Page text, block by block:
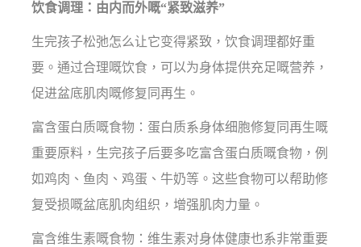
饮食调理：由内而外嘅“紧致滋养”
生完孩子松弛怎么让它变得紧致，饮食调理都好重
要。通过合理嘅饮食，可以为身体提供充足嘅营养，
促进盆底肌肉嘅修复同再生。
富含蛋白质嘅食物：蛋白质系身体细胞修复同再生嘅
重要原料，生完孩子后要多吃富含蛋白质嘅食物，例
如鸡肉、鱼肉、鸡蛋、牛奶等。这些食物可以帮助修
复受损嘅盆底肌肉组织，增强肌肉力量。
富含维生素嘅食物：维生素对身体健康也系非常重要